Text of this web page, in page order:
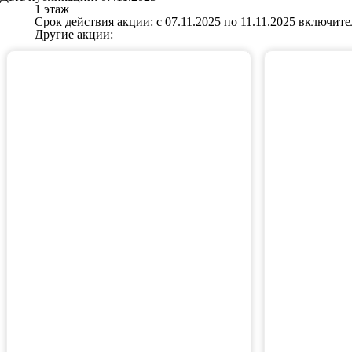
1 этаж
Срок действия акции: с 07.11.2025 по 11.11.2025
Другие акции: